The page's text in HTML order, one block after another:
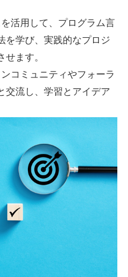
活用して、プログラム言
を学び、実践的なプロジ
せます。
コミュニティやフォーラ
交流し、学習とアイデア